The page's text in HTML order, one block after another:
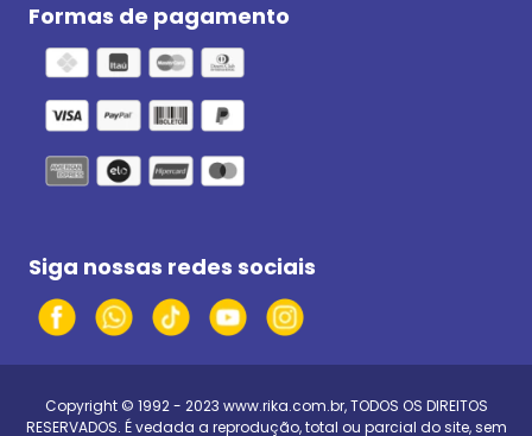
Formas de pagamento
Siga nossas redes sociais
Copyright © 1992 - 2023 www.rika.com.br, TODOS OS DIREITOS
RESERVADOS. É vedada a reprodução, total ou parcial do site, sem